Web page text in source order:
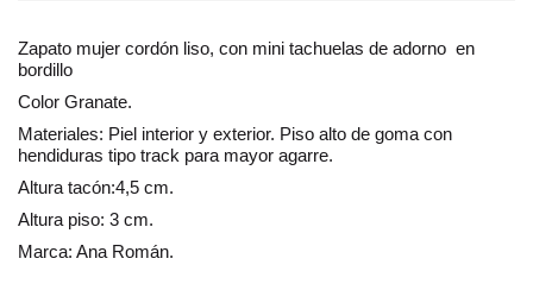
Zapato mujer cordón liso, con mini tachuelas de adorno en
bordillo
Color Granate.
Materiales: Piel interior y exterior. Piso alto de goma con
hendiduras tipo track para mayor agarre.
Altura tacón:4,5 cm.
Altura piso: 3 cm.
Marca: Ana Román.